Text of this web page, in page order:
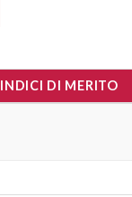
INDICI DI MERITO